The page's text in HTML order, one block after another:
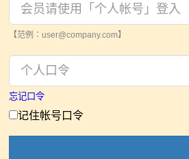
【范例：user@company.com】
忘记口令
记住帐号口令